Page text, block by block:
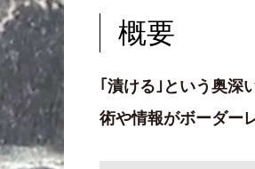
概要
｢漬ける｣という奥深
術や情報がボーダー